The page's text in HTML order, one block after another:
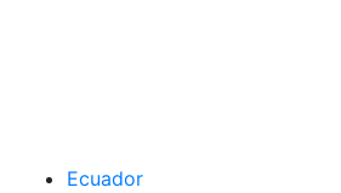
Ecuador